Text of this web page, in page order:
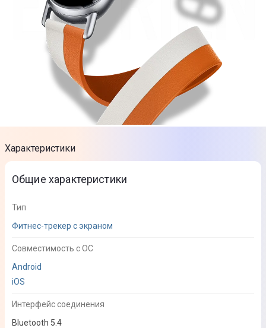
Характеристики
Общие характеристики
Тип
Фитнес-трекер с экраном
Совместимость с ОС
Android
iOS
Интерфейс соединения
Bluetooth 5.4